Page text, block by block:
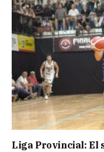
Liga Provincial: El